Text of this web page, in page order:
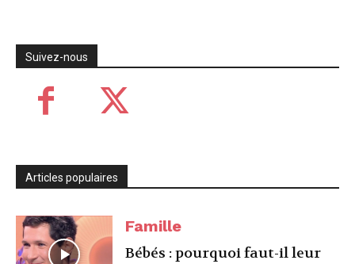
Suivez-nous
Articles populaires
Famille
Bébés : pourquoi faut-il leur